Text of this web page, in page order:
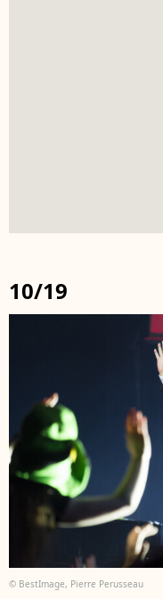
10/19
© BestImage, Pierre Perusseau